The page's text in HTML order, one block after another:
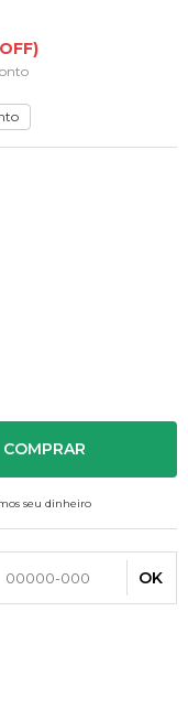
COMPRAR
seu dinheiro
OK